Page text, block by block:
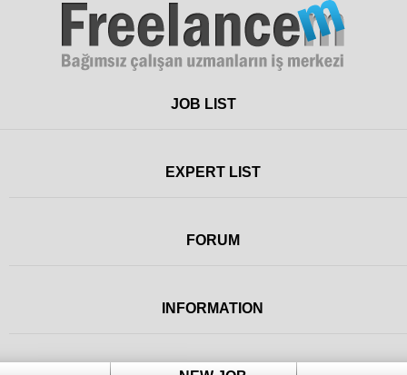
FreelanceJOB LIST
EXPERT LIST
FORUM
INFORMATION